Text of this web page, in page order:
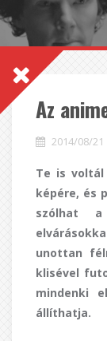
Az
2014/08/21
Te is
képére, és
szólhat
unottan
klisével
mindenki
állíthatja.